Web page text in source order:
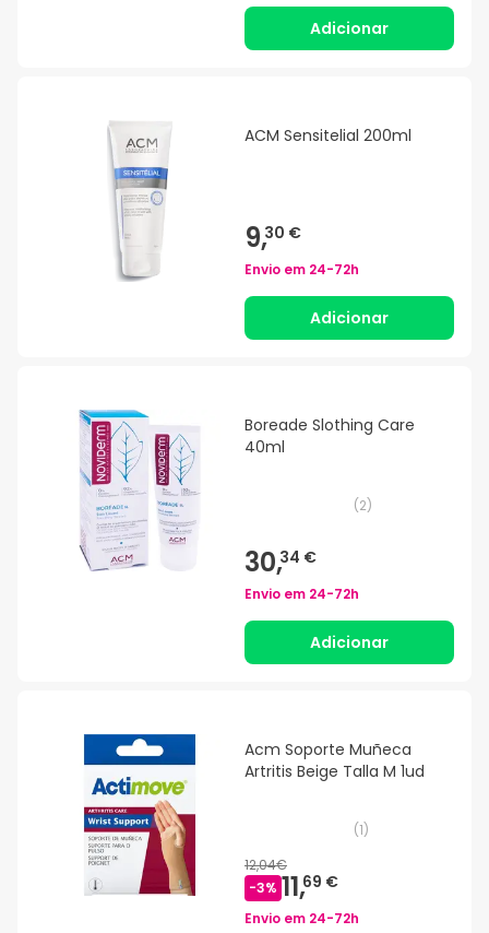
Adicionar
ACM Sensitelial 200ml
9,30 €
Envio em 24-72h
Adicionar
Boreade Slothing Care
40ml
(2)
30,34 €
Envio em 24-72h
Adicionar
Acm Soporte Muñeca
Artritis Beige Talla M 1ud
(1)
12,04€
-3% 11,69 €
Envio em 24-72h